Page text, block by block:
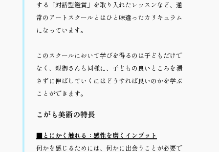
する「対話型鑑賞」を取り入れたレッスンなど、通
常のアートスクールとはひと味違ったカリキュラム
になっています。
このスクールにおいて学びを得るのは子どもだけで
なく、親御さんも同様に、子どもの良いところを潰
さずに伸ばしていくにはどうすれば良いのかを学ぶ
ことができます。
こがも美術の特長
■とにかく触れる：感性を磨くインプット
何かを感じるためには、何かに出会うことが必要で